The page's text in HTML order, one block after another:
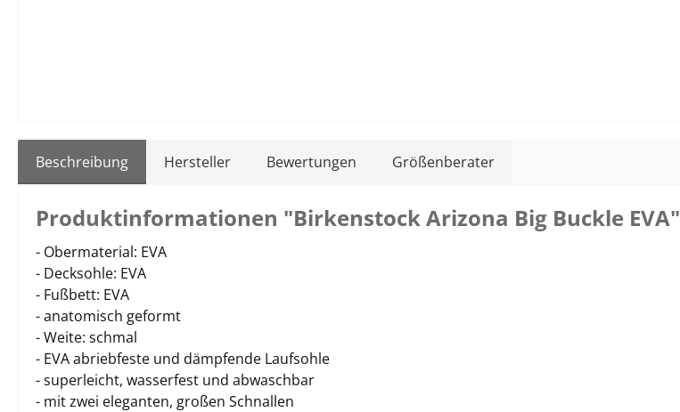
Beschreibung Hersteller Bewertungen Größenberater
Produktinformationen "Birkenstock Arizona Big Buckle EVA"
- Obermaterial: EVA
- Decksohle: EVA
- Fußbett: EVA
- anatomisch geformt
- Weite: schmal
- EVA abriebfeste und dämpfende Laufsohle
- superleicht, wasserfest und abwaschbar
- mit zwei eleganten, großen Schnallen